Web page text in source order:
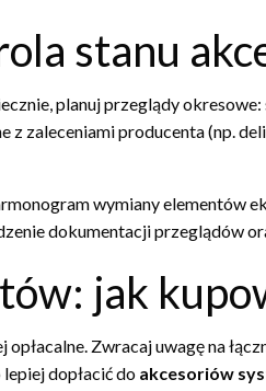
stanu
planuj przeglądy
z zaleceniami producenta (np.
wymiany elementów
dokumentacji przeglądów
jak
Zwracaj uwagę na
dopłacić do akcesoriów